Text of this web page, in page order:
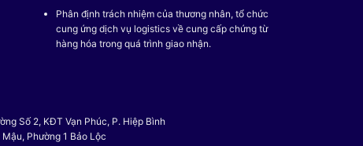
Phân định trách nhiệm của thương nhân, tổ chức
cung ứng dịch vụ logistics về cung cấp chứng từ
hàng hóa trong quá trình giao nhận.
Số 2, KĐT Vạn Phúc, P. Hiệp Bình
Phường 1 Bảo Lộc